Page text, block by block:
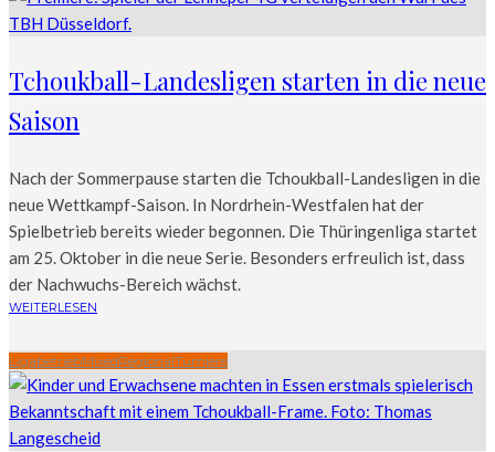
Tchoukball-Landesligen starten in die neue
Saison
Nach der Sommerpause starten die Tchoukball-Landesligen in die
neue Wettkampf-Saison. In Nordrhein-Westfalen hat der
Spielbetrieb bereits wieder begonnen. Die Thüringenliga startet
am 25. Oktober in die neue Serie. Besonders erfreulich ist, dass
der Nachwuchs-Bereich wächst.
WEITERLESEN
LigabetriebMixedRegionalTurniere